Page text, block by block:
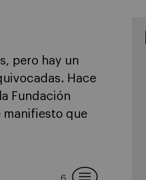
pero hay un
Hace
Fundación
manifiesto que